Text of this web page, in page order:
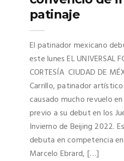
patinaje
El patinador mexicano
este lunes EL UNIVERSAL
CORTESÍA CIUDAD DE
Carrillo, patinador
causado mucho revuelo
previo a su debut en los
Invierno de Beijing 2022.
debuta en competencia
Marcelo Ebrard, […]